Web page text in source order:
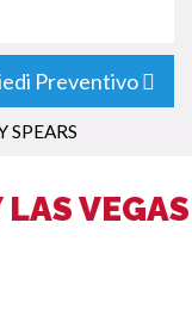
Preventivo
SPEARS
VEGAS